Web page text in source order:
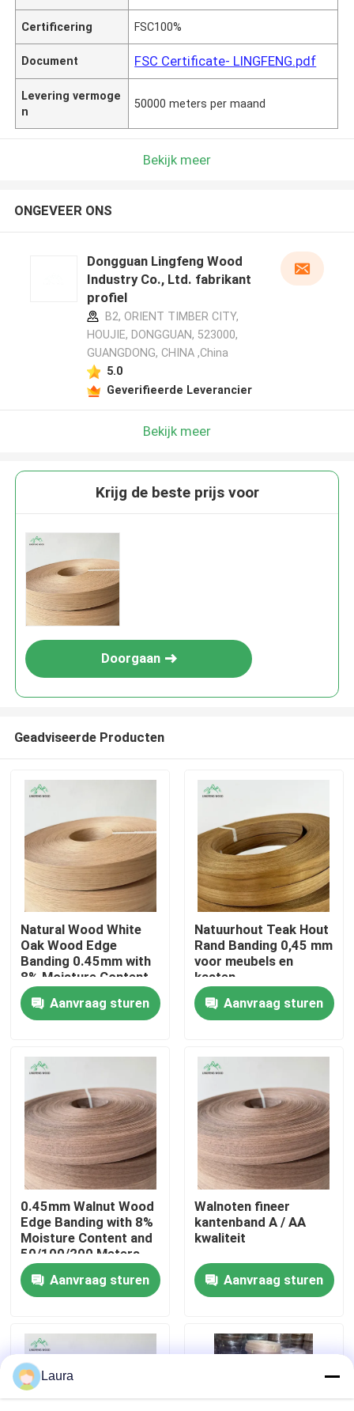
Huis
Producten
Over ons
Fabriekstocht
Kwaliteitscontrole
Neem contact met ons op
Nieuws
Gevallen
Vraag een offerte
Certificering FSC100%
Document FSC Certificate- LINGFENG.pdf
Levering vermoge
n
50000 meters per maand
Bekijk meer
ONGEVEER ONS
Dongguan Lingfeng Wood
Industry Co., Ltd. fabrikant
profiel
B2, ORIENT TIMBER CITY,
HOUJIE, DONGGUAN, 523000,
GUANGDONG, CHINA ,China
5.0
Geverifieerde Leverancier
Bekijk meer
Krijg de beste prijs voor
Doorgaan
Geadviseerde Producten
Natural Wood White
Oak Wood Edge
Banding 0.45mm with
8% Moisture Content
and Fleece-Backed
for Furniture and
Cabinets
Aanvraag sturen
Natuurhout Teak Hout
Rand Banding 0,45 mm
voor meubels en
kasten
Aanvraag sturen
0.45mm Walnut Wood
Edge Banding with 8%
Moisture Content and
50/100/200 Meters
per Roll for Furniture
and Cabinets
Aanvraag sturen
Walnoten fineer
kantenband A / AA
kwaliteit
Aanvraag sturen
Laura